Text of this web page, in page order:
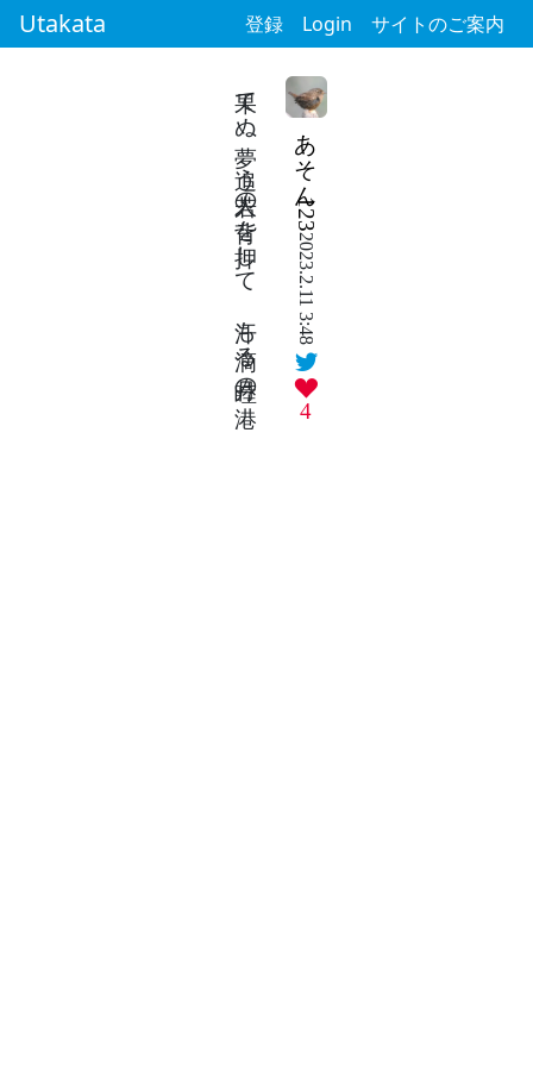
Utakata 登録 Login サイトのご案内
あそん123
2023.2.11 3:48
4
果てぬ夢 追う若人の背を押して 汗も滴る 睦月の港